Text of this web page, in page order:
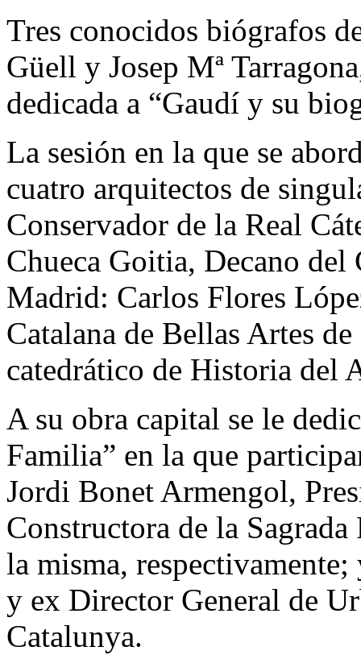
Tres conocidos biógrafos
Güell y Josep Mª
dedicada a “Gaudí y su
La sesión en la que se
cuatro arquitectos de
Conservador de la Real
Chueca Goitia, Decano
Madrid: Carlos Flores
Catalana de Bellas Artes
catedrático de Historia del
A su obra capital se le
Familia” en la que
Jordi Bonet Armengol,
Constructora de la
la misma,
y ex Director General de
Catalunya.